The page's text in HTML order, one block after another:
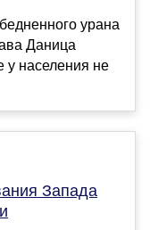
урана
Даница
у населения не
Запада